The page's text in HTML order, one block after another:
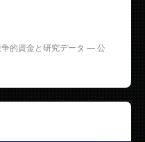
的資金と研究データ ― 公